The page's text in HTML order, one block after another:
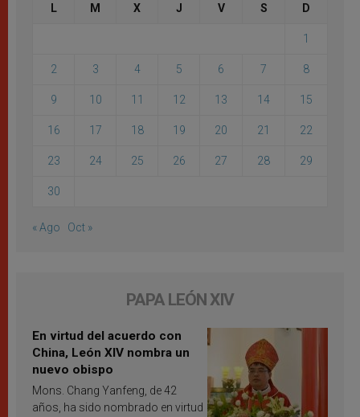
L M X J V S D
1
2 3 4 5 6 7 8
9 10 11 12 13 14 15
16 17 18 19 20 21 22
23 24 25 26 27 28 29
30
« Ago Oct »
PAPA LEÓN XIV
En virtud del acuerdo con
China, León XIV nombra un
nuevo obispo
Mons. Chang Yanfeng, de 42
años, ha sido nombrado en virtud